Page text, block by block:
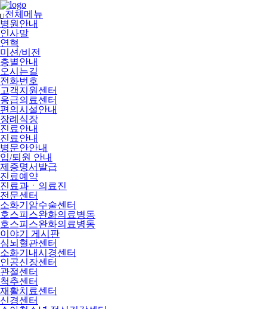
메
뉴
건
너
뛰
기
전체메뉴
병원안내
인사말
연혁
미션/비전
층별안내
오시는길
전화번호
고객지원센터
응급의료센터
편의시설안내
장례식장
진료안내
진료안내
병문안안내
입/퇴원 안내
제증명서발급
진료예약
진료과ㆍ의료진
전문센터
소화기암수술센터
호스피스완화의료병동
호스피스완화의료병동
이야기 게시판
심뇌혈관센터
소화기내시경센터
인공신장센터
관절센터
척추센터
재활치료센터
신경센터